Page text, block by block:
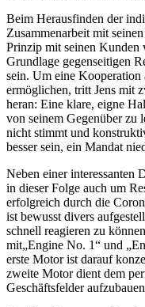
Beim Herausfinden der
Zusammenarbeit mit
Prinzip mit seinen
Grundlage gegenseitigen
sein. Um eine
ermöglichen, tritt Jens mit
heran: Eine klare, eigne
von seinem Gegenüber zu
nicht stimmt und
besser sein, ein Mandat
Neben einer interessanten
in dieser Folge auch um
erfolgreich durch die
ist bewusst divers
schnell reagieren zu
mit„Engine No. 1“ und
erste Motor ist darauf
zweite Motor dient dem
Geschäftsfelder